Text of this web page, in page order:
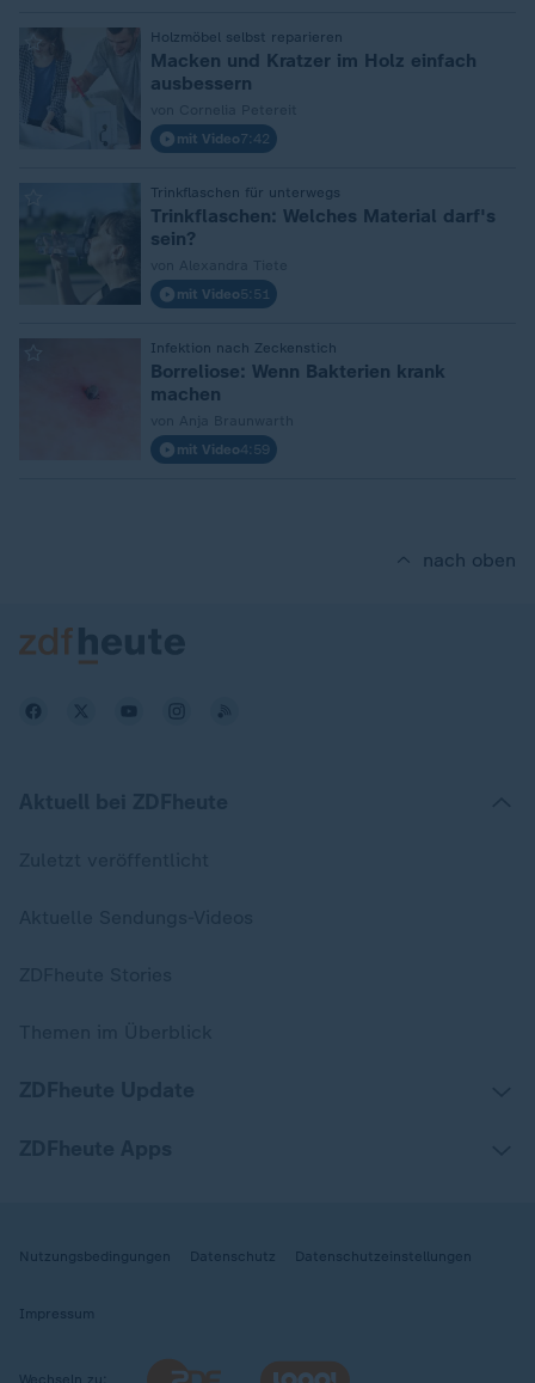
Holzmöbel selbst reparieren
Macken und Kratzer im Holz einfach
ausbessern
mit Video7:42
Trinkflaschen für unterwegs
Trinkflaschen: Welches Material darf's
sein?
mit Video5:51
Infektion nach Zeckenstich
Borreliose: Wenn Bakterien krank
machen
mit Video4:59
nach oben
Nutzungsbedingungen Datenschutz Datenschutzeinstellungen
Impressum
Wechseln zu: